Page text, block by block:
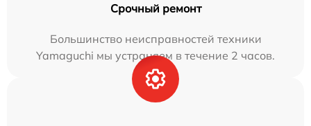
Срочный ремонт
Большинство неисправностей техники
Yamaguchi мы устраняем в течение 2 часов.